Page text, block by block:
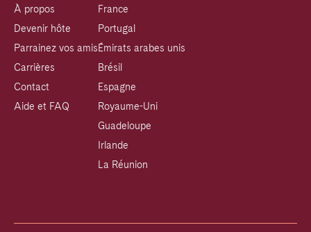
À propos
Devenir hôte
Parrainez vos amis
Carrières
Contact
Aide et FAQ
France
Portugal
Émirats arabes unis
Brésil
Espagne
Royaume-Uni
Guadeloupe
Irlande
La Réunion